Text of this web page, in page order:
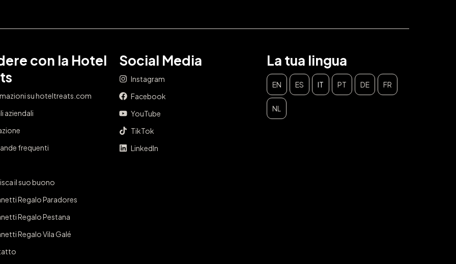
con la Hotel
su hoteltreats.com
aziendali
frequenti
il suo buono
Regalo Paradores
Regalo Pestana
Regalo Vila Galé
Social Media
Instagram
Facebook
YouTube
TikTok
LinkedIn
La tua lingua
EN ES IT PT DE FR
NL